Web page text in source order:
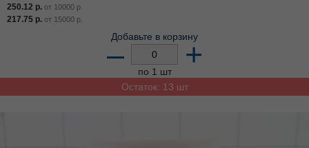
250.12 р. от 10000 р.
217.75 р. от 15000 р.
Добавьте в корзину
– +
по 1 шт
Остаток: 13 шт